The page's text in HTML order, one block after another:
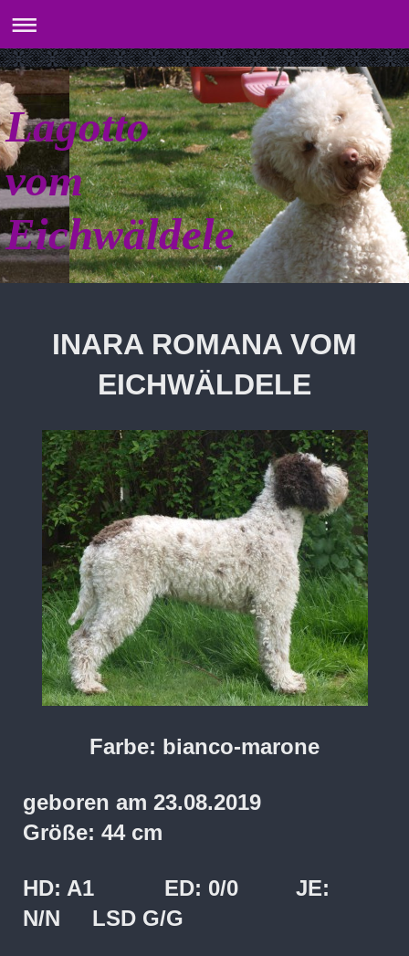
Lagotto
vom
Eichwäldele
INARA ROMANA VOM
EICHWÄLDELE
Farbe: bianco-marone
geboren am 23.08.2019
Größe: 44 cm
HD: A1 ED: 0/0 JE:
N/N LSD G/G